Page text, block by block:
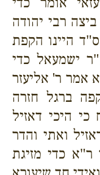
רבי יהודה
היינו הקפת
ישמעאל כדי
אמר ר' אליעזר
ברגל חזרה
היכי דאזיל
ואתי והדר
כדי מזיגת